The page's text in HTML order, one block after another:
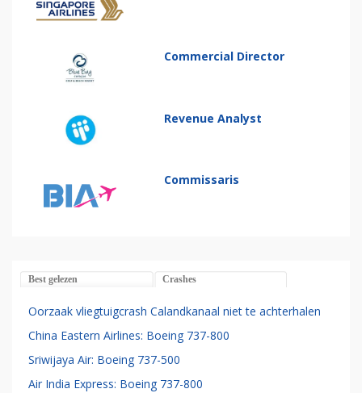
Commercial Director
Revenue Analyst
Commissaris
Best gelezen Crashes
Oorzaak vliegtuigcrash Calandkanaal niet te achterhalen
China Eastern Airlines: Boeing 737-800
Sriwijaya Air: Boeing 737-500
Air India Express: Boeing 737-800